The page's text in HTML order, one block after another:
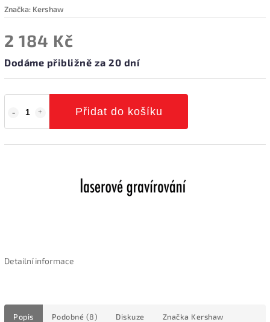
Značka: Kershaw
2 184 Kč
Dodáme přibližně za 20 dní
Přidat do košíku
Detailní informace
Popis Podobné (8) Diskuze Značka Kershaw